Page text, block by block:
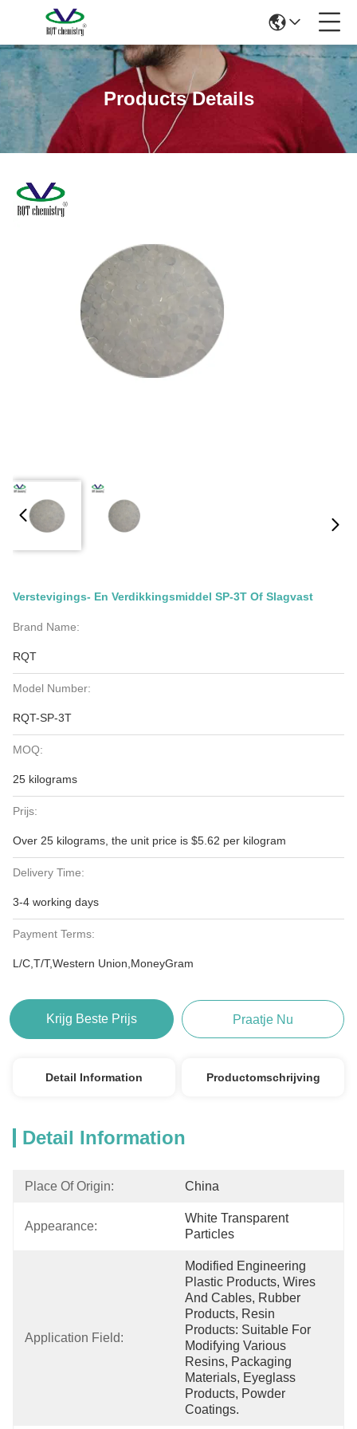
Products Details
Verstevigings- En Verdikkingsmiddel SP-3T Of Slagvast
Brand Name:
RQT
Model Number:
RQT-SP-3T
MOQ:
25 kilograms
Prijs:
Over 25 kilograms, the unit price is $5.62 per kilogram
Delivery Time:
3-4 working days
Payment Terms:
L/C,T/T,Western Union,MoneyGram
Krijg Beste Prijs Praatje Nu
Detail Information Productomschrijving
Detail Information
Place Of Origin: China
Appearance:
White Transparent
Particles
Application Field:
Modified Engineering
Plastic Products, Wires
And Cables, Rubber
Products, Resin
Products: Suitable For
Modifying Various
Resins, Packaging
Materials, Eyeglass
Products, Powder
Coatings.